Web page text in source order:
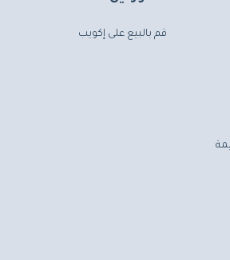
قم بالبيع على إكويب